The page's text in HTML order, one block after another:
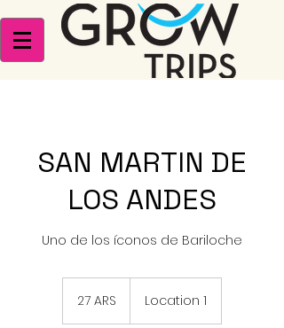
SAN MARTIN DE
LOS ANDES
Uno de los íconos de Bariloche
argentinos
27 ARS Location 1